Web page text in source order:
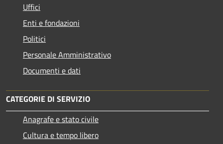
Uffici
Enti e fondazioni
Politici
Personale Amministrativo
Documenti e dati
CATEGORIE DI SERVIZIO
Anagrafe e stato civile
Cultura e tempo libero